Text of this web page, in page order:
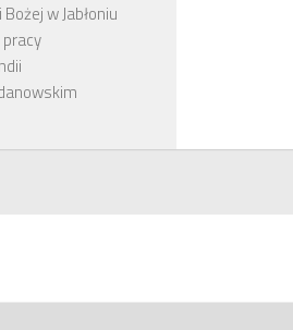
w Jabłoniu